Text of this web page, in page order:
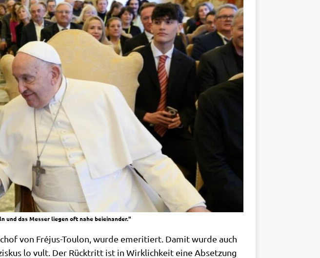
und das Messer liegen oft nahe beieinander."
von Fré­jus-Tou­lon, wur­de eme­ri­tiert. Damit wur­de auch
lo vult. Der Rück­tritt ist in Wirk­lich­keit eine Abset­zung